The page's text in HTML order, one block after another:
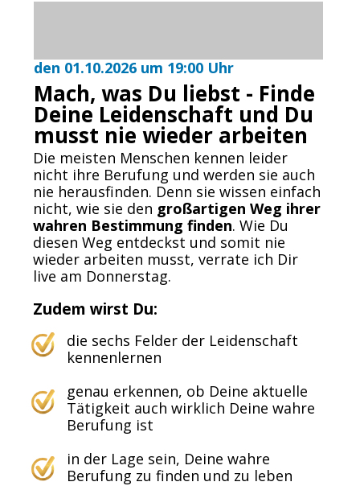
den 01.10.2026 um 19:00 Uhr
Mach, was Du liebst - Finde
Deine Leidenschaft und Du
musst nie wieder arbeiten
Die meisten Menschen kennen leider
nicht ihre Berufung und werden sie auch
nie herausfinden. Denn sie wissen einfach
nicht, wie sie den großartigen Weg ihrer
wahren Bestimmung finden. Wie Du
diesen Weg entdeckst und somit nie
wieder arbeiten musst, verrate ich Dir
live am Donnerstag.
Zudem wirst Du:
die sechs Felder der Leidenschaft
kennenlernen
genau erkennen, ob Deine aktuelle
Tätigkeit auch wirklich Deine wahre
Berufung ist
in der Lage sein, Deine wahre
Berufung zu finden und zu leben